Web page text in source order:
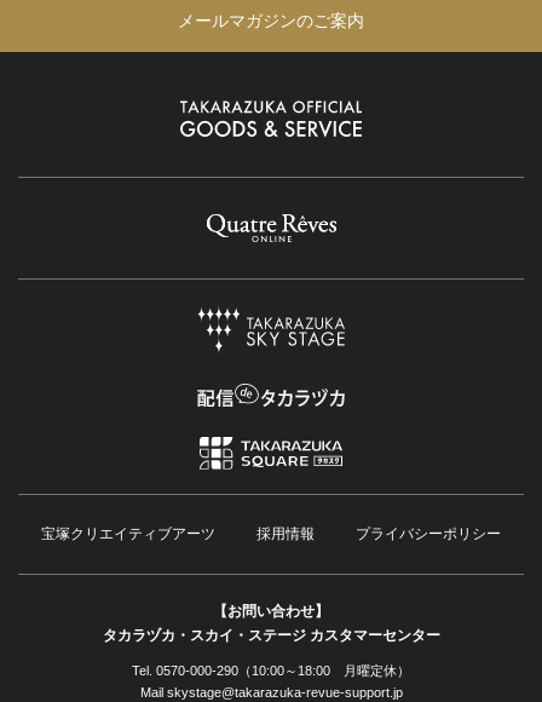
メールマガジンのご案内
宝塚クリエイティブアーツ 採用情報 プライバシーポリシー
【お問い合わせ】
タカラヅカ・スカイ・ステージ カスタマーセンター
Tel. 0570-000-290（10:00～18:00 月曜定休）
Mail skystage@takarazuka-revue-support.jp